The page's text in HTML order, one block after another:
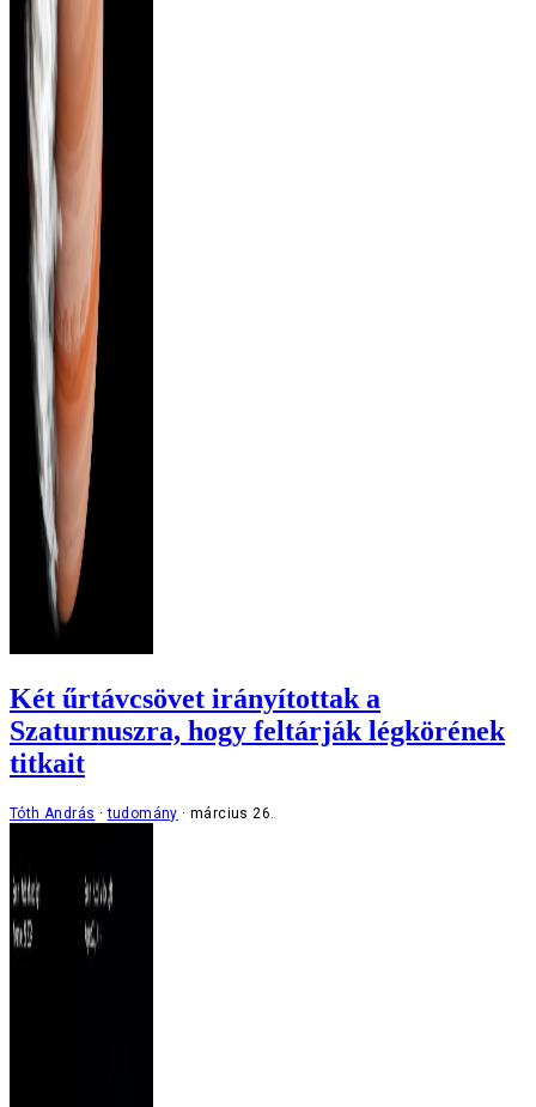
Két űrtávcsövet irányítottak a
Szaturnuszra, hogy feltárják légkörének
titkait
Tóth András tudomány március 26.